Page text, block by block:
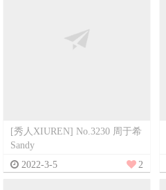
[秀人XIUREN] No.3230 周于希
Sandy
2022-3-5
2